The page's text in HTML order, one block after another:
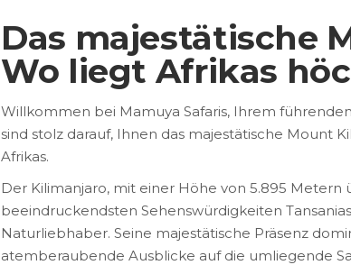
Das majestätische
Wo liegt Afrikas
Willkommen bei Mamuya Safaris, Ihrem
sind stolz darauf, Ihnen das majestätische Mount
Afrikas.
Der Kilimanjaro, mit einer Höhe von 5.895
beeindruckendsten Sehenswürdigkeiten
Naturliebhaber. Seine majestätische Präsenz
atemberaubende Ausblicke auf die umliegende